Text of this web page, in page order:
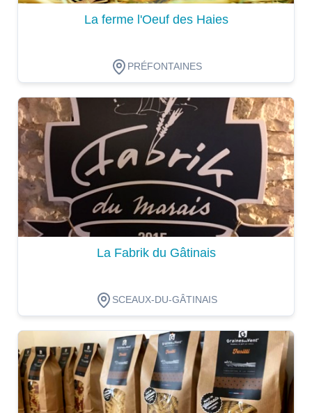
La ferme l'Oeuf des Haies
PRÉFONTAINES
Dégustation
La Fabrik du Gâtinais
SCEAUX-DU-GÂTINAIS
Dégustation